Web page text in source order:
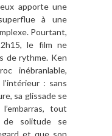
apporte une
à une
Pourtant,
le film ne
de rythme. Ken
inébranlable,
: sans
sa glissade se
tout
de solitude se
et que son